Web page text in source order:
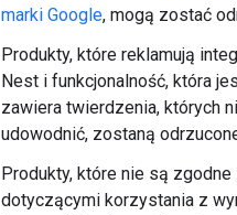
marki Google, mogą zostać
Produkty, które reklamują
Nest i funkcjonalność, która
zawiera twierdzenia, których
udowodnić, zostaną
Produkty, które nie są
dotyczącymi korzystania z